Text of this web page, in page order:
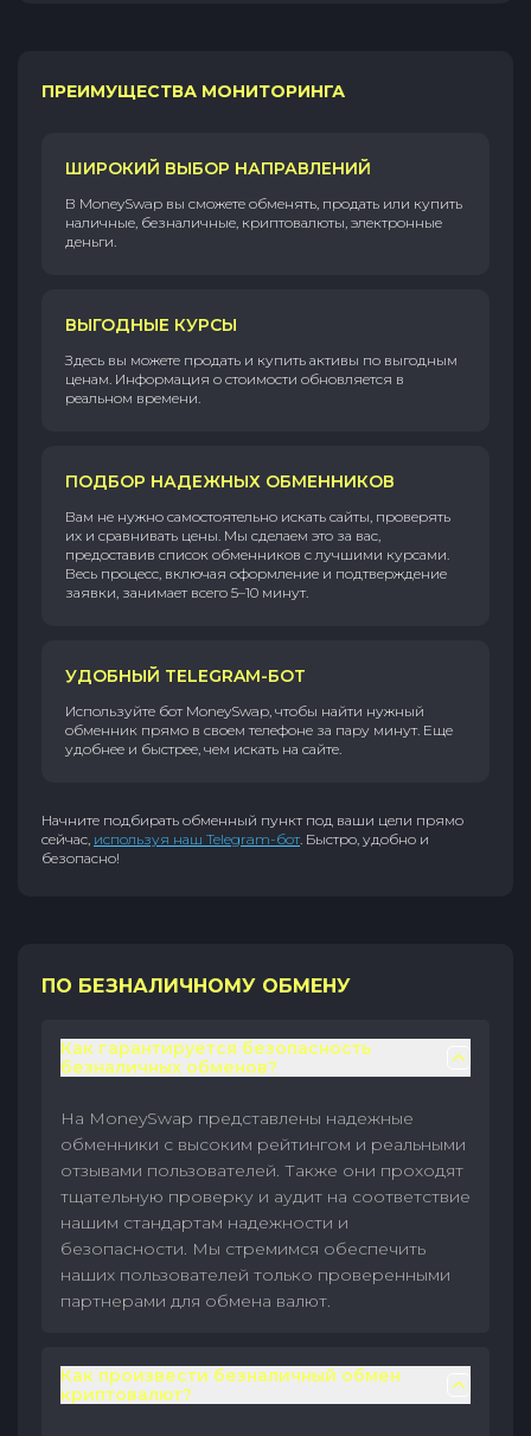
ПРЕИМУЩЕСТВА МОНИТОРИНГА
ШИРОКИЙ ВЫБОР НАПРАВЛЕНИЙ
В MoneySwap вы сможете обменять, продать или купить
наличные, безналичные, криптовалюты, электронные
деньги.
ВЫГОДНЫЕ КУРСЫ
Здесь вы можете продать и купить активы по выгодным
ценам. Информация о стоимости обновляется в
реальном времени.
ПОДБОР НАДЕЖНЫХ ОБМЕННИКОВ
Вам не нужно самостоятельно искать сайты, проверять
их и сравнивать цены. Мы сделаем это за вас,
предоставив список обменников с лучшими курсами.
Весь процесс, включая оформление и подтверждение
заявки, занимает всего 5–10 минут.
УДОБНЫЙ TELEGRAM-БОТ
Используйте бот MoneySwap, чтобы найти нужный
обменник прямо в своем телефоне за пару минут. Еще
удобнее и быстрее, чем искать на сайте.
Начните подбирать обменный пункт под ваши цели прямо
сейчас, используя наш Telegram-бот. Быстро, удобно и
безопасно!
ПО БЕЗНАЛИЧНОМУ ОБМЕНУ
Как гарантируется безопасность
безналичных обменов?
На MoneySwap представлены надежные
обменники с высоким рейтингом и реальными
отзывами пользователей. Также они проходят
тщательную проверку и аудит на соответствие
нашим стандартам надежности и
безопасности. Мы стремимся обеспечить
наших пользователей только проверенными
партнерами для обмена валют.
Как произвести безналичный обмен
криптовалют?